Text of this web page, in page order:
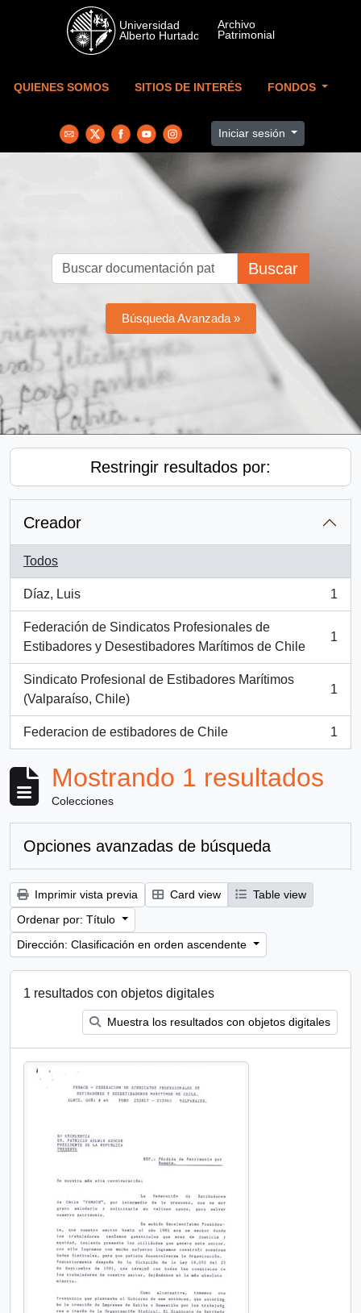
Skip to main content
QUIENES SOMOS SITIOS DE INTERÉS FONDOS
Iniciar sesión
Buscar
Búsqueda Avanzada »
Restringir resultados por:
Creador
Todos
Díaz, Luis
, 1 resultados
1
Federación de Sindicatos Profesionales de
Estibadores y Desestibadores Marítimos de Chile
, 1 resultados
1
Sindicato Profesional de Estibadores Marítimos
(Valparaíso, Chile)
, 1 resultados
1
Federacion de estibadores de Chile
, 1 resultados
1
Mostrando 1 resultados
Colecciones
Opciones avanzadas de búsqueda
Imprimir vista previa Card view
Table view
Ordenar por: Título
Dirección: Clasificación en orden ascendente
1 resultados con objetos digitales
Muestra los resultados con objetos digitales